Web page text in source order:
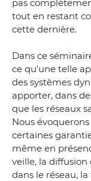
pas
tout en restant
cette dernière.
Dans ce
ce qu’une telle
des systèmes
apporter, dans
que les réseaux
Nous
certaines
même en
veille, la diffusion
dans le réseau,